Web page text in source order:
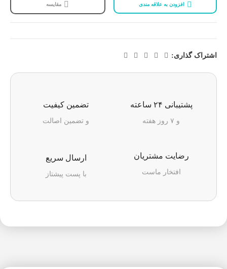
افزودن به علاقه مندی مقایسه
اشتراک گذاری:
پشتیبانی ۲۴ ساعته
و ۷ روز هفته
تضمین کیفیت
و تضمین اصالت
رضایت مشتریان
افتخار ماست
ارسال سریع
با پست پیشتاز